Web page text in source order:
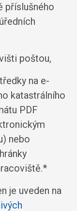
příslušného
poštou,
na e-
katastrálního
PDF
nebo
je uveden na